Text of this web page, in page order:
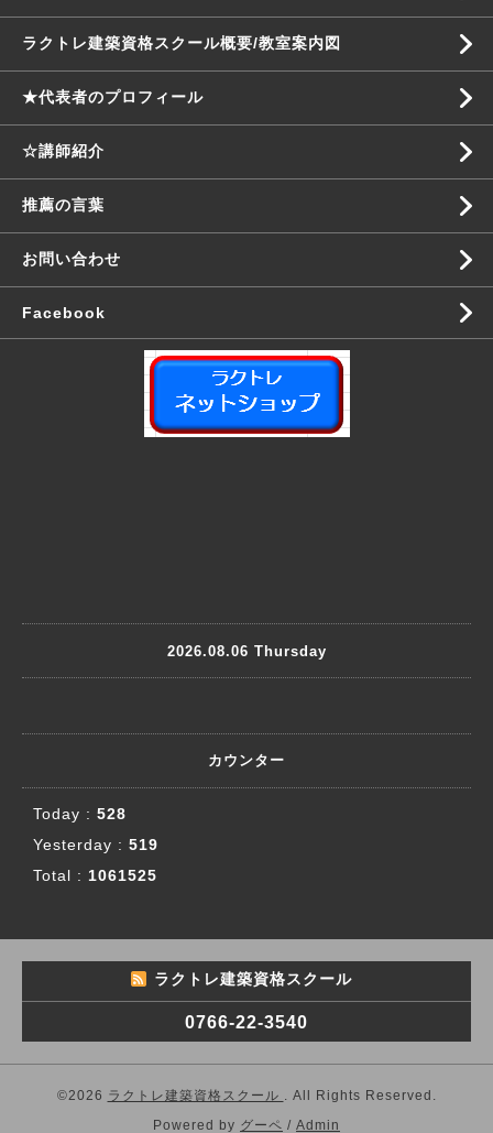
ラクトレ建築資格スクール概要/教室案内図
★代表者のプロフィール
☆講師紹介
推薦の言葉
お問い合わせ
Facebook
2026.08.06 Thursday
カウンター
Today : 528
Yesterday : 519
Total : 1061525
ラクトレ建築資格スクール
0766-22-3540
©2026 ラクトレ建築資格スクール . All Rights Reserved.
Powered by グーペ / Admin